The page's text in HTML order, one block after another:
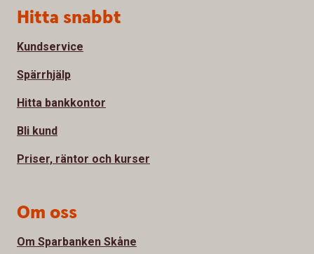
Sidfot
Hitta snabbt
Kundservice
Spärrhjälp
Hitta bankkontor
Bli kund
Priser, räntor och kurser
Om oss
Om Sparbanken Skåne